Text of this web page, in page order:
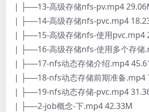
| ├──13-高级存储nfs-pv.mp4
| ├──14-高级存储nfs-pvc.mp4
| ├──15-高级存储nfs-使用pvc.mp4
| ├──16-高级存储nfs-使用多个存储
| ├──17-nfs动态存储介绍.mp4
| ├──18-nfs动态存储前期准备.mp4
| ├──19-nfs动态存储-pvc.mp4
| ├──2-job概念-下.mp4 42.33M